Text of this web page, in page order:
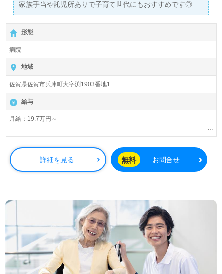
家族手当や託児所ありで子育て世代にもおすすめです◎
形態
病院
地域
佐賀県佐賀市兵庫町大字渕1903番地1
給与
月給：19.7万円～
基本給177,000円～209,000円
正看手当20,000円～20,000円
夜勤手当：準夜勤５，０００円／回
２交替制手当：１０，５００円／回
賞与年2回、3.5か月分
詳細を見る 無料 お問合せ